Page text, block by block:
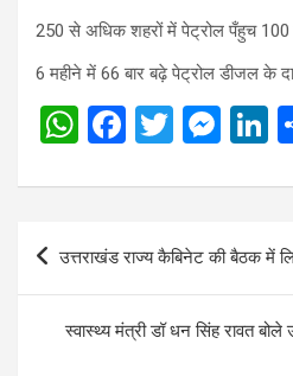
250 से अधिक शहरों में पेट्रोल पँहुच 100
6 महीने में 66 बार बढ़े पेट्रोल डीजल के
W
at
A
p
p
F
ce
o
o
k
T
tt
er
M
se
n
g
er
dI
n
Post
उत्तराखंड राज्य कैबिनेट की बैठक में
स्वास्थ्य मंत्री डॉ धन सिंह रावत